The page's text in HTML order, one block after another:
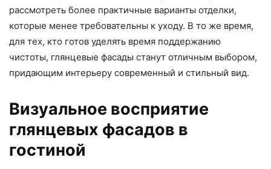
рассмотреть более практичные варианты отделки,
которые менее требовательны к уходу. В то же время,
для тех, кто готов уделять время поддержанию
чистоты, глянцевые фасады станут отличным выбором,
придающим интерьеру современный и стильный вид.
Визуальное восприятие
глянцевых фасадов в
гостиной